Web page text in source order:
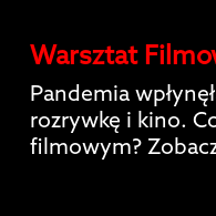
Warsztat
Pandemia
rozrywkę i kino.
filmowym?